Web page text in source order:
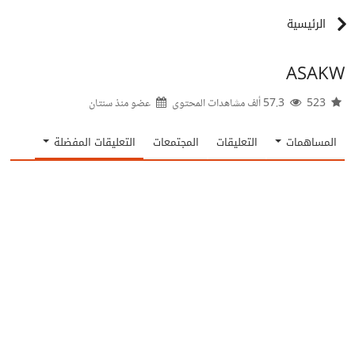
الرئيسية
ASAKW
عضو منذسنتان
المساهمات التعليقات المجتمعات التعليقات المفضلة